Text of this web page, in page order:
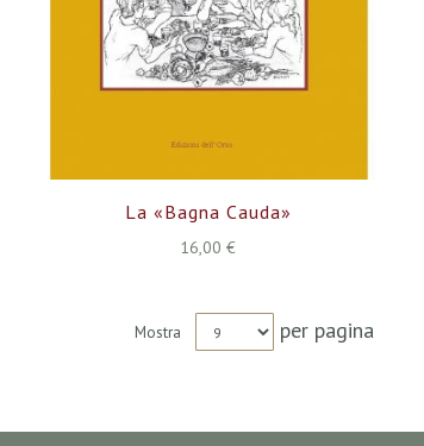
La «bagna Cauda»
16,00 €
Mostra per pagina